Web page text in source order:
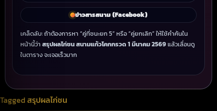
ข่าวสารสนาม (Facebook)
เคล็ดลับ: ถ้าต้องการหา “คู่ที่ชนะยก 5” หรือ “คู่ยกเลิก” ให้ใช้คำค้นใน
หน้านี้ว่า สรุปผลไก่ชน สนามแก้วโคกกรวด 1 มีนาคม 2569แล้วเลื่อนดู
ในตาราง จะเจอเร็วมาก
Taggedสรุปผลไก่ชน